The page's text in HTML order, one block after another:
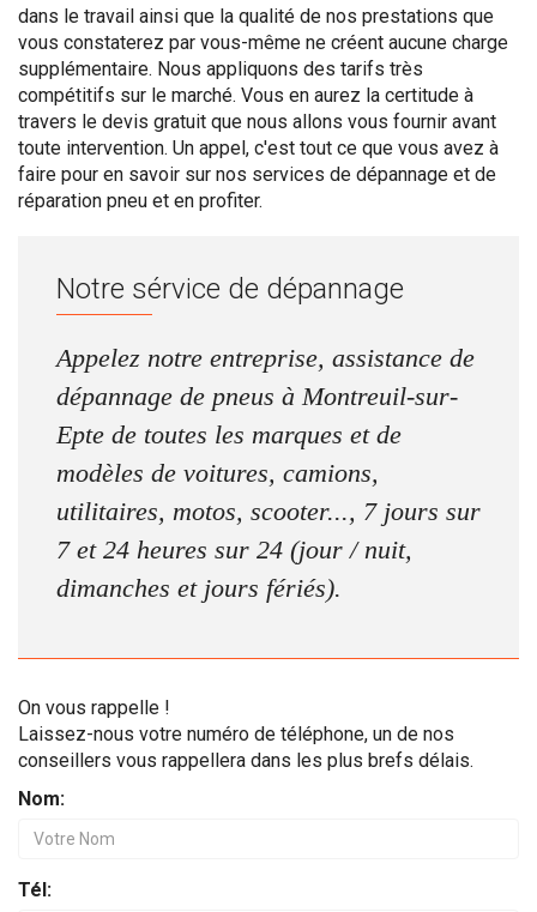
dans le travail ainsi que la qualité de nos prestations que
vous constaterez par vous-même ne créent aucune charge
supplémentaire. Nous appliquons des tarifs très
compétitifs sur le marché. Vous en aurez la certitude à
travers le devis gratuit que nous allons vous fournir avant
toute intervention. Un appel, c'est tout ce que vous avez à
faire pour en savoir sur nos services de dépannage et de
réparation pneu et en profiter.
Notre sérvice de dépannage
Appelez notre entreprise, assistance de
dépannage de pneus à Montreuil-sur-
Epte de toutes les marques et de
modèles de voitures, camions,
utilitaires, motos, scooter..., 7 jours sur
7 et 24 heures sur 24 (jour / nuit,
dimanches et jours fériés).
On vous rappelle !
Laissez-nous votre numéro de téléphone, un de nos
conseillers vous rappellera dans les plus brefs délais.
Nom:
Tél: